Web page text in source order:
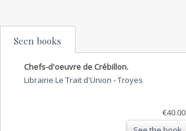
Seen books
Chefs-d'oeuvre de Crébillon.
Librairie Le Trait d'Union -Troyes
€40.00